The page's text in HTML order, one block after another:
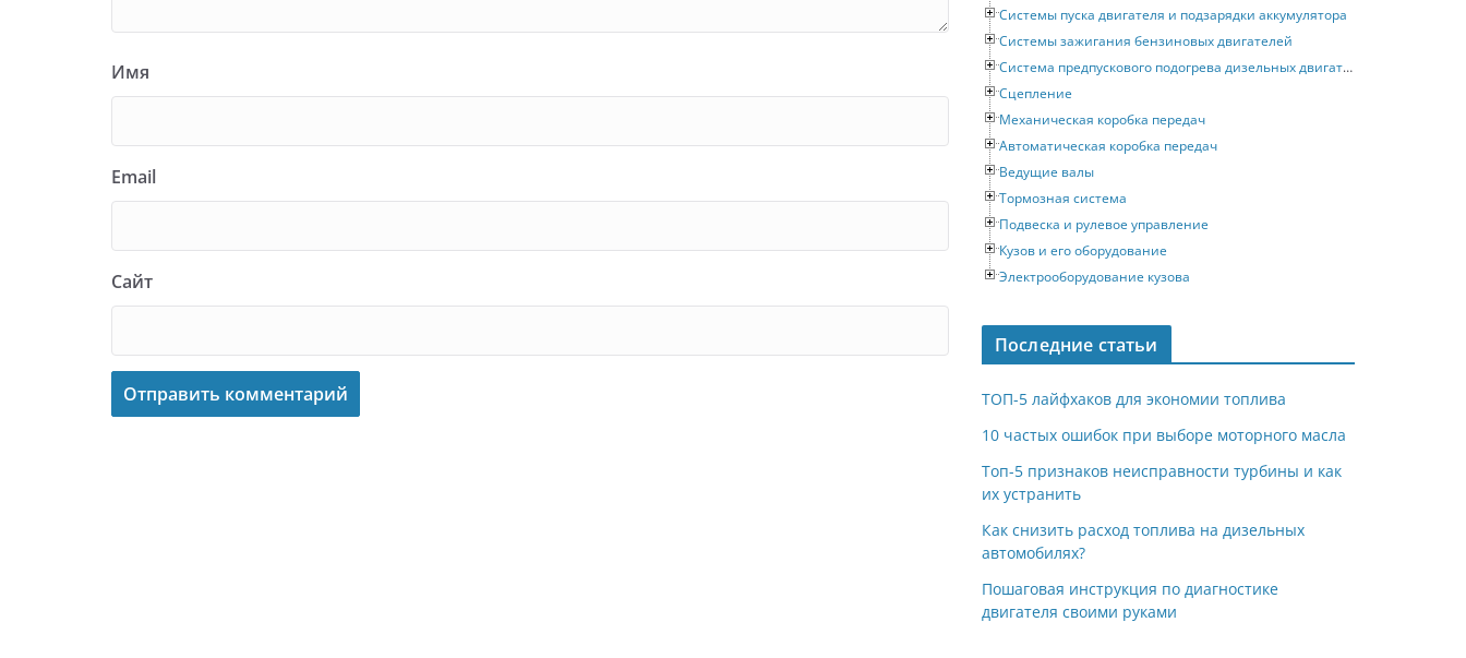
Имя
Email
Сайт
Системы пуска двигателя и подзарядки аккумулятора
Системы зажигания бензиновых двигателей
Система предпускового подогрева дизельных двигателей
Сцепление
Механическая коробка передач
Автоматическая коробка передач
Ведущие валы
Тормозная система
Подвеска и рулевое управление
Кузов и его оборудование
Электрооборудование кузова
Последние статьи
ТОП-5 лайфхаков для экономии топлива
10 частых ошибок при выборе моторного масла
Топ-5 признаков неисправности турбины и как
их устранить
Как снизить расход топлива на дизельных
автомобилях?
Пошаговая инструкция по диагностике
двигателя своими руками